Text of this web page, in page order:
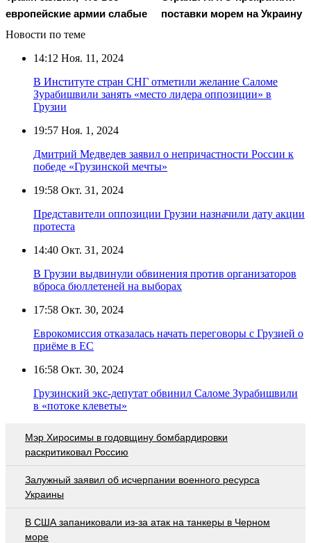
европейские армии слабые
поставки морем на Украину
Новости по теме
14:12 Ноя. 11, 2024
В Институте стран СНГ отметили желание Саломе
Зурабишвили занять «место лидера оппозиции» в
Грузии
19:57 Ноя. 1, 2024
Дмитрий Медведев заявил о непричастности России к
победе «Грузинской мечты»
19:58 Окт. 31, 2024
Представители оппозиции Грузии назначили дату акции
протеста
14:40 Окт. 31, 2024
В Грузии выдвинули обвинения против организаторов
вброса бюллетеней на выборах
17:58 Окт. 30, 2024
Еврокомиссия отказалась начать переговоры с Грузией о
приёме в ЕС
16:58 Окт. 30, 2024
Грузинский экс-депутат обвинил Саломе Зурабишвили
в «потоке клеветы»
Мэр Хиросимы в годовщину бомбардировки
раскритиковал Россию
Залужный заявил об исчерпании военного ресурса
Украины
В США запаниковали из-за атак на танкеры в Черном
море